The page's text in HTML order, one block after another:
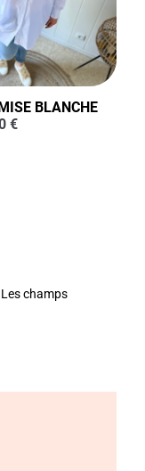
BLANCHE
€
Les champs